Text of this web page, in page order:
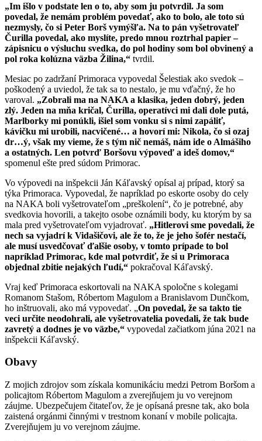
„Im išlo v podstate len o to, aby som ju potvrdil. Ja som
povedal, že nemám problém povedať, ako to bolo, ale toto sú
nezmysly, čo si Peter Borš vymýšľa. Na to pán vyšetrovateľ
Čurilla povedal, ako myslíte, predo mnou roztrhal papier –
zápisnicu o výsluchu svedka, do pol hodiny som bol obvinený a
pol roka kolúzna väzba Žilina,“ tvrdil.
Mesiac po zadržaní Primoraca vypovedal Šelestiak ako svedok –
poškodený a uviedol, že tak sa to nestalo, je mu vďačný, že ho
varoval. „Zobrali ma na NAKA a klasika, jeden dobrý, jeden
zlý. Jeden na mňa kričal, Čurilla, operatívci mi dali dole putá,
Marlbor­ky mi ponúkli, išiel som vonku si s nimi zapáliť,
kávičku mi urobili, nacvičené… a hovorí mi: Nikola, čo si ozaj
dr…ý, však my vieme, že s tým nič nemáš, nám ide o Almášiho
a ostatných. Len potvrď Boršovu výpoveď a ideš domov,“
spomenul ešte pred súdom Primorac.
Vo výpovedi na inšpekcii Ján Káľavský opísal aj prípad, ktorý sa
týka Primoraca. Vypovedal, že napríklad po eskorte osoby do cely
na NAKA boli vyšetrovateľom „preškolení“, čo je potrebné, aby
svedkovia hovorili, a takejto osobe oznámili body, ku ktorým by sa
mala pred vyšetrovateľom vyjadrovať. „Hitlerovi sme povedali, že
nech sa vyjadrí k Vidašičovi, ale že to, že je jeho šofér nestačí,
ale musí usvedčovať ďalšie osoby, v tomto prípade to bol
napríklad Primorac, kde mal potvrdiť, že si u Primoraca
objednal zbitie nejakých ľudí,“ pokračoval Káľavský.
Vraj keď Primoraca eskortovali na NAKA spoločne s kolegami
Romanom Stašom, Róbertom Magulom a Branislavom Dunčkom,
ho inštruovali, ako má vypovedať. „On povedal, že sa takto tie
veci určite neodohrali, ale vyšetrovatelia povedali, že tak bude
zavretý a dodnes je vo väzbe,“ vypovedal začiatkom júna 2021 na
inšpekcii Káľavský.
Obavy
Z mojich zdrojov som získala komunikáciu medzi Petrom Boršom a
policajtom Róbertom Magulom a zverejňujem ju vo verejnom
záujme. Ubezpečujem čitateľov, že je opísaná presne tak, ako bola
zaistená orgánmi činnými v trestnom konaní v mobile policajta.
Zverejňujem ju vo verejnom záujme.